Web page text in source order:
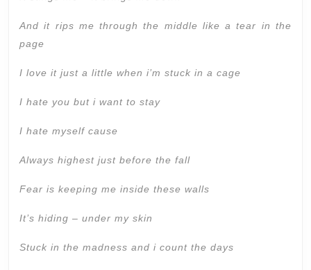
And it rips me through the middle like a tear in the
page
I love it just a little when i’m stuck in a cage
I hate you but i want to stay
I hate myself cause
Always highest just before the fall
Fear is keeping me inside these walls
It’s hiding – under my skin
Stuck in the madness and i count the days